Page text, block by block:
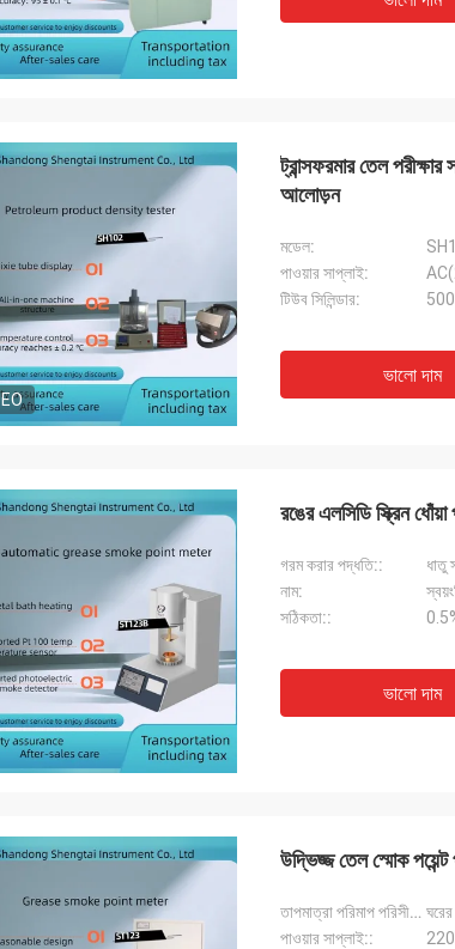
ট্রান্সফরমার তেল
আলোড়ন
মডেল:
পাওয়ার সাপ্লাই:
টিউব সিলিন্ডার:
500
ভালো দাম
রঙের এলসিডি স্ক্রিন ধোঁয়া
গরম করার পদ্ধতি::
ধাতু
নাম:
সঠিকতা::
ভালো দাম
উদ্ভিজ্জ তেল স্মোক
তাপমাত্রা পরিমাপ পরিসীমা::
পাওয়ার সাপ্লাই::